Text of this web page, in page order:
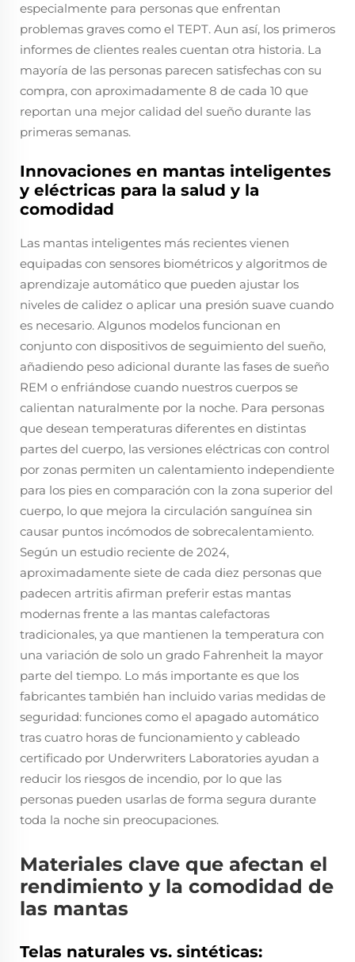
especialmente para personas que enfrentan
problemas graves como el TEPT. Aun así, los primeros
informes de clientes reales cuentan otra historia. La
mayoría de las personas parecen satisfechas con su
compra, con aproximadamente 8 de cada 10 que
reportan una mejor calidad del sueño durante las
primeras semanas.
Innovaciones en mantas inteligentes
y eléctricas para la salud y la
comodidad
Las mantas inteligentes más recientes vienen
equipadas con sensores biométricos y algoritmos de
aprendizaje automático que pueden ajustar los
niveles de calidez o aplicar una presión suave cuando
es necesario. Algunos modelos funcionan en
conjunto con dispositivos de seguimiento del sueño,
añadiendo peso adicional durante las fases de sueño
REM o enfriándose cuando nuestros cuerpos se
calientan naturalmente por la noche. Para personas
que desean temperaturas diferentes en distintas
partes del cuerpo, las versiones eléctricas con control
por zonas permiten un calentamiento independiente
para los pies en comparación con la zona superior del
cuerpo, lo que mejora la circulación sanguínea sin
causar puntos incómodos de sobrecalentamiento.
Según un estudio reciente de 2024,
aproximadamente siete de cada diez personas que
padecen artritis afirman preferir estas mantas
modernas frente a las mantas calefactoras
tradicionales, ya que mantienen la temperatura con
una variación de solo un grado Fahrenheit la mayor
parte del tiempo. Lo más importante es que los
fabricantes también han incluido varias medidas de
seguridad: funciones como el apagado automático
tras cuatro horas de funcionamiento y cableado
certificado por Underwriters Laboratories ayudan a
reducir los riesgos de incendio, por lo que las
personas pueden usarlas de forma segura durante
toda la noche sin preocupaciones.
Materiales clave que afectan el
rendimiento y la comodidad de
las mantas
Telas naturales vs. sintéticas: